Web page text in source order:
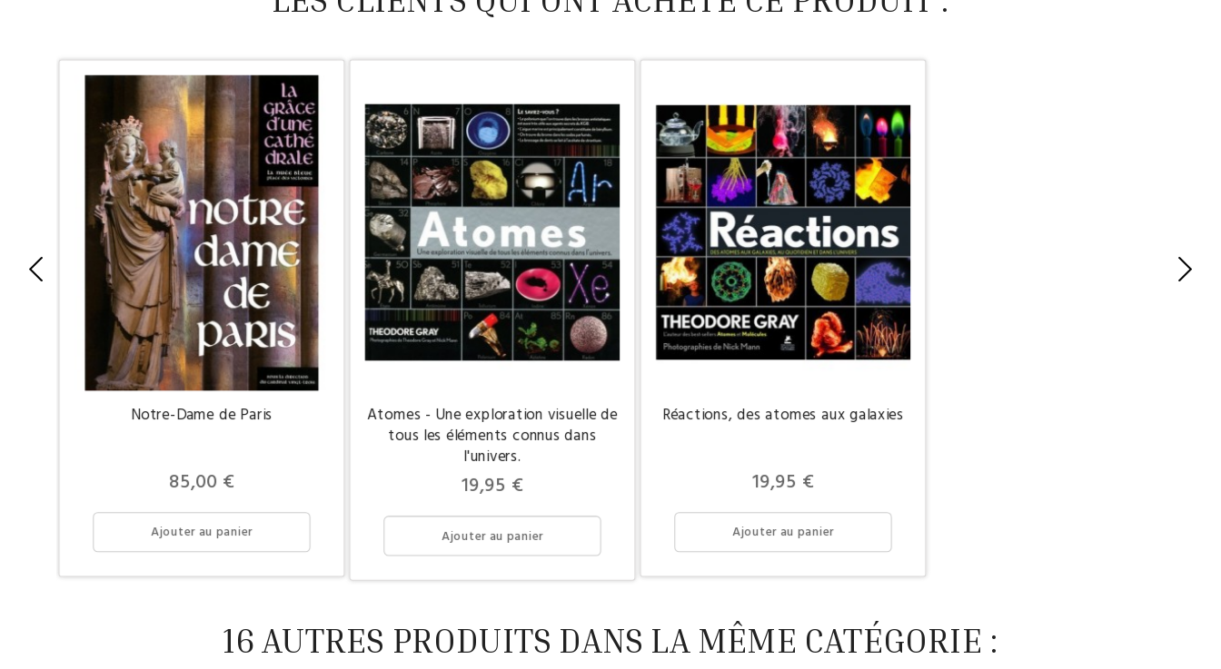
Notre-Dame de Paris
Prix
85,00 €
Ajouter au panier
Atomes - Une exploration visuelle de
tous les éléments connus dans
l'univers.
Prix
19,95 €
Ajouter au panier
Réactions, des atomes aux galaxies
Prix
19,95 €
Ajouter au panier
16 AUTRES PRODUITS DANS LA MÊME CATÉGORIE :